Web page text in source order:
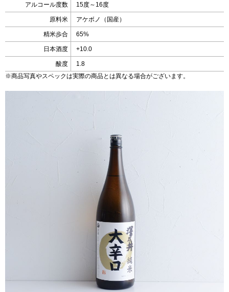
アルコール度数 15度～16度
原料米 アケボノ（国産）
精米歩合 65%
日本酒度 +10.0
酸度
1.8
※商品写真やスペックは実際の商品とは異なる場合がございます。